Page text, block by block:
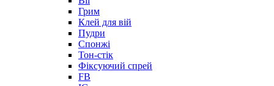
Грим
Клей для вій
Пудри
Спонжі
Тон-стік
Фіксуючий спрей
FB